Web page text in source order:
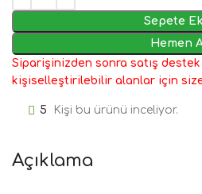
Sepete
Hemen
Siparişinizden sonra satış
kişiselleştirilebilir alanlar için size
5 Kişi bu ürünü inceliyor.
Açıklama